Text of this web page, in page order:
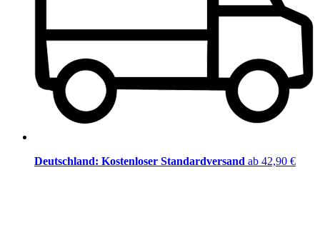
Deutschland: Kostenloser Standardversand ab 42,90 €